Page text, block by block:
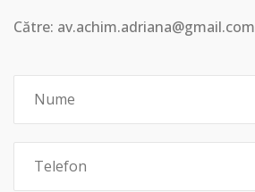
Către: av.achim.adriana@gmail.com